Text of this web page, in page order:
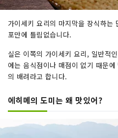
가이세키 요리의 마지막을 장식하는
포만에 틀림없습니다.
실은 이쪽의 가이세키 요리, 일반적
에는 음식점이나 매점이 없기 때문
의 배려라고 합니다.
에히메의 도미는 왜 맛있어?